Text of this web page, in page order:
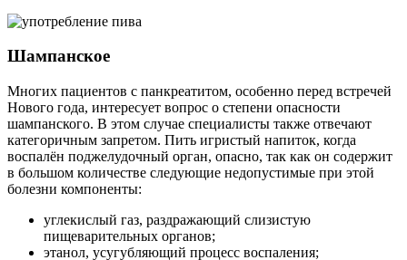
Шампанское
Многих пациентов с панкреатитом, особенно перед встречей
Нового года, интересует вопрос о степени опасности
шампанского. В этом случае специалисты также отвечают
категоричным запретом. Пить игристый напиток, когда
воспалён поджелудочный орган, опасно, так как он содержит
в большом количестве следующие недопустимые при этой
болезни компоненты:
углекислый газ, раздражающий слизистую
пищеварительных органов;
этанол, усугубляющий процесс воспаления;